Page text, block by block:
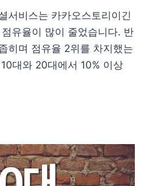
서비스는 카카오스토리이긴
유율이 많이 줄었습니다. 반
히며 점유율 2위를 차지했는
대와 20대에서 10% 이상